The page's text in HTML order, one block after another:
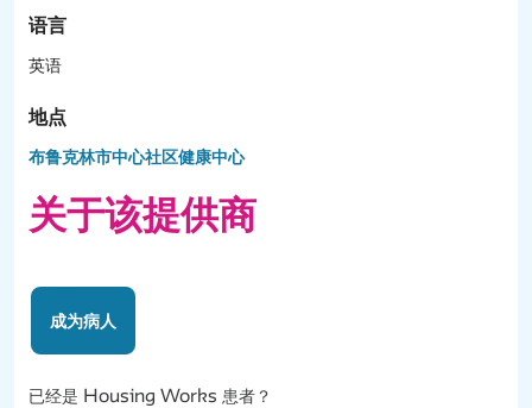
语言
英语
地点
布鲁克林市中心社区健康中心
关于该提供商
成为病人
已经是 Housing Works 患者？